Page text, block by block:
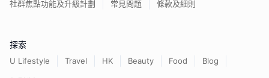
社群焦點功能及升級計劃
常見問題 條款及細則
探索
U Lifestyle Travel HK Beauty Food
Blog